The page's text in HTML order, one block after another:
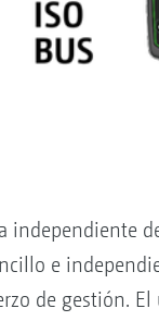
e
de gestión.